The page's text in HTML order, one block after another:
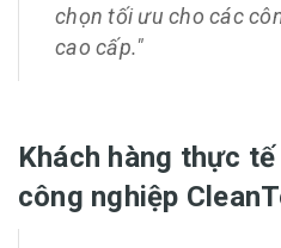
chọn tối ưu cho các
cao cấp."
Khách hàng thực
công nghiệp